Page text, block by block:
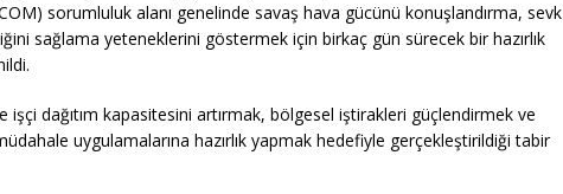
sorumluluk alanı genelinde savaş hava gücünü konuşlandırma, sevk
sağlama yeteneklerini göstermek için birkaç gün sürecek bir hazırlık
işçi dağıtım kapasitesini artırmak, bölgesel iştirakleri güçlendirmek ve
uygulamalarına hazırlık yapmak hedefiyle gerçekleştirildiği tabir